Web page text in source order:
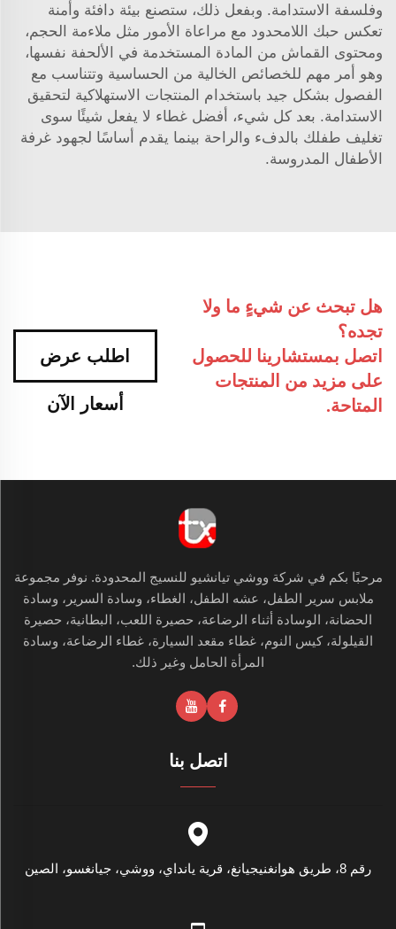
وفلسفة الاستدامة. وبفعل ذلك، ستصنع بيئة دافئة وأمنة
تعكس حبك اللامحدود مع مراعاة الأمور مثل ملاءمة الحجم،
ومحتوى القماش من المادة المستخدمة في الألحفة نفسها،
وهو أمر مهم للخصائص الخالية من الحساسية وتتناسب مع
الفصول بشكل جيد باستخدام المنتجات الاستهلاكية لتحقيق
الاستدامة. بعد كل شيء، أفضل غطاء لا يفعل شيئًا سوى
تغليف طفلك بالدفء والراحة بينما يقدم أساسًا لجهود غرفة
الأطفال المدروسة.
هل تبحث عن شيءٍ ما ولا
تجده؟
اتصل بمستشارينا للحصول
على مزيد من المنتجات
المتاحة.
اطلب عرض
أسعار الآن
مرحبًا بكم في شركة ووشي تيانشيو للنسيج المحدودة. نوفر مجموعة
ملابس سرير الطفل، عشه الطفل، الغطاء، وسادة السرير، وسادة
الحضانة، الوسادة أثناء الرضاعة، حصيرة اللعب، البطانية، حصيرة
القيلولة، كيس النوم، غطاء مقعد السيارة، غطاء الرضاعة، وسادة
المرأة الحامل وغير ذلك.
اتصل بنا
رقم 8، طريق هوانغنيجيانغ، قرية يانداي، ووشي، جيانغسو، الصين